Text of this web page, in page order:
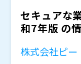
セキュアな
和7年版 の
株式会社ピー